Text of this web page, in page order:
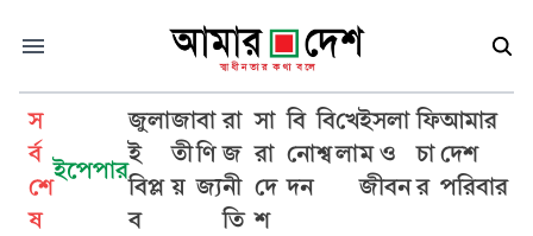
স
র্ব
শে
ষ
ইপেপার
জুলা
ই
বিপ্ল
ব
জা
তী
য়
বা
ণি
জ্য
রা
জ
নী
তি
সা
রা
দে
শ
বি
নো
দন
বি
শ্ব
খে
লা
ইসলা
ম ও
জীবন
ফি
চা
র
আমার
দেশ
পরিবার
সংস্কৃতি